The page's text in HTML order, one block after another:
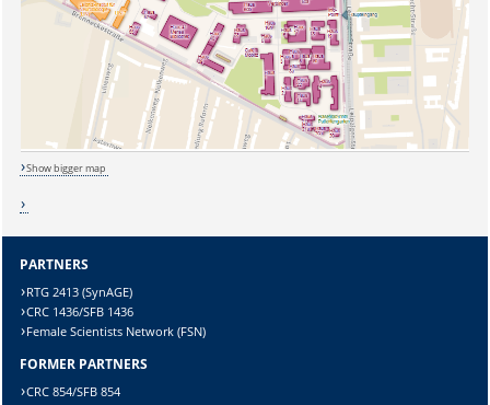
Sicherheitsabfrage:
Lösung:
Show bigger map
PARTNERS
RTG 2413 (SynAGE)
CRC 1436/SFB 1436
Female Scientists Network (FSN)
FORMER PARTNERS
CRC 854/SFB 854